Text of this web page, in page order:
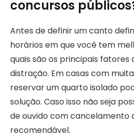
concursos
Antes de definir um canto
horários em que você tem
quais são os principais fatores
distração. Em casas com
reservar um quarto isolado
solução. Caso isso não seja
de ouvido com cancelamento
recomendável.